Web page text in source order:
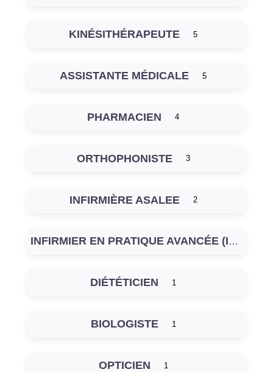
KINÉSITHÉRAPEUTE 5
ASSISTANTE MÉDICALE 5
PHARMACIEN 4
ORTHOPHONISTE 3
INFIRMIÈRE ASALEE 2
INFIRMIER EN PRATIQUE AVANCÉE (IPA)
DIÉTÉTICIEN 1
BIOLOGISTE 1
OPTICIEN 1